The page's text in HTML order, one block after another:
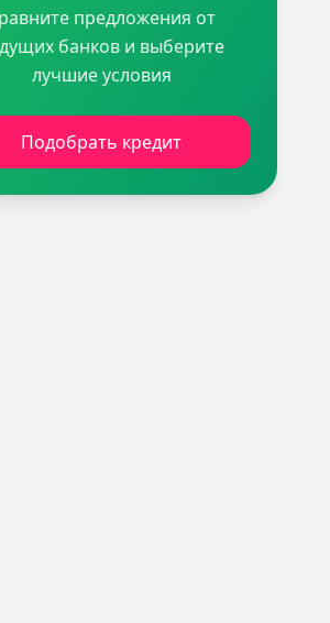
предложения от
банков и выберите
лучшие условия
Подобрать кредит